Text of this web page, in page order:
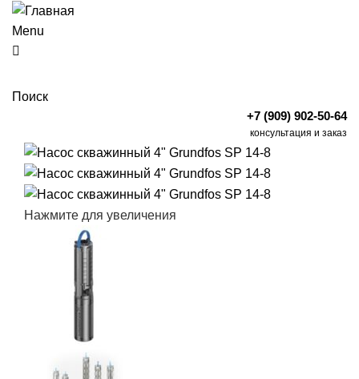
Menu
Поиск
+7 (909) 902-50-64
консультация и заказ
Нажмите для увеличения